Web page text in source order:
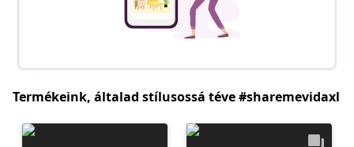
Termékeink, általad stílusossá téve #sharemevidaxl